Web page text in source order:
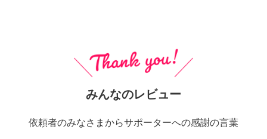
みんなのレビュー
依頼者のみなさまからサポーターへの感謝の言葉